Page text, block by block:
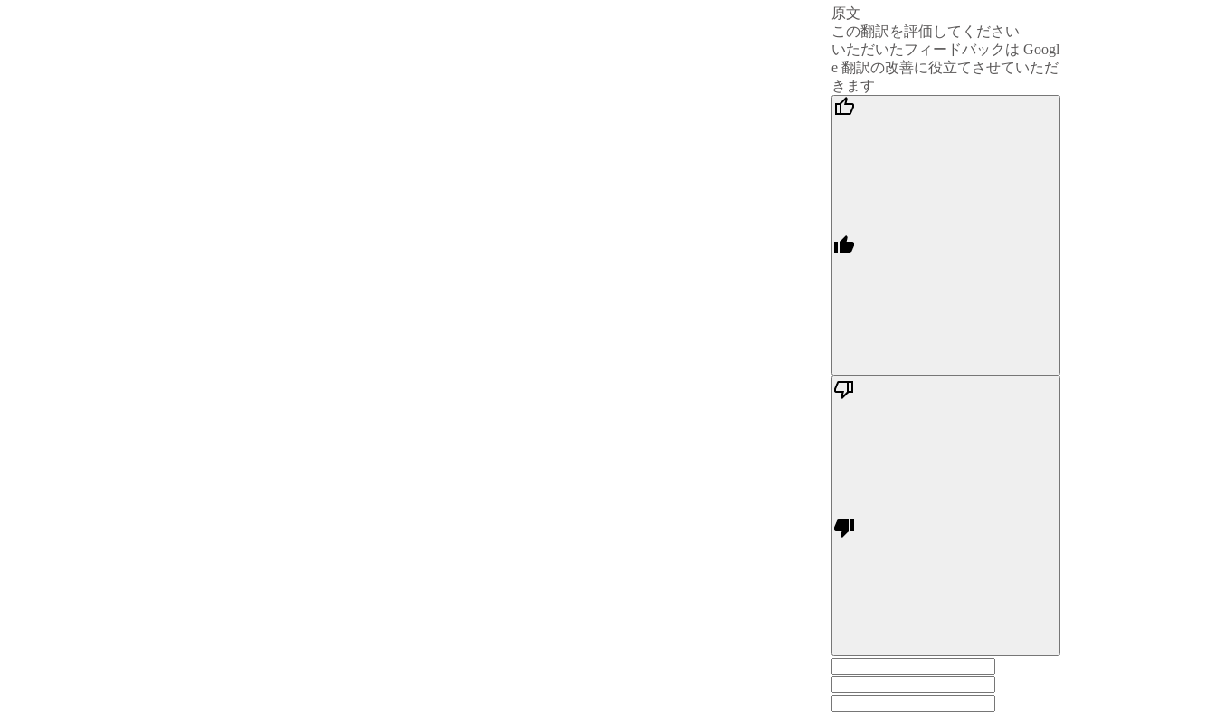
原文
この翻訳を評価してください
いただいたフィードバックは Googl
e 翻訳の改善に役立てさせていただ
きます